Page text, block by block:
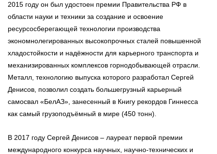
2015 году он был удостоен премии Правительства РФ в
области науки и техники за создание и освоение
ресурсосберегающей технологии производства
экономнолегированных высокопрочных сталей повышенной
хладостойкости и надёжности для карьерного транспорта и
механизированных комплексов горнодобывающей отрасли.
Металл, технологию выпуска которого разработал Сергей
Денисов, позволил создать большегрузный карьерный
самосвал «БелАЗ», занесенный в Книгу рекордов Гиннесса
как самый грузоподъёмный в мире (450 тонн).
В 2017 году Сергей Денисов – лауреат первой премии
международного конкурса научных, научно-технических и